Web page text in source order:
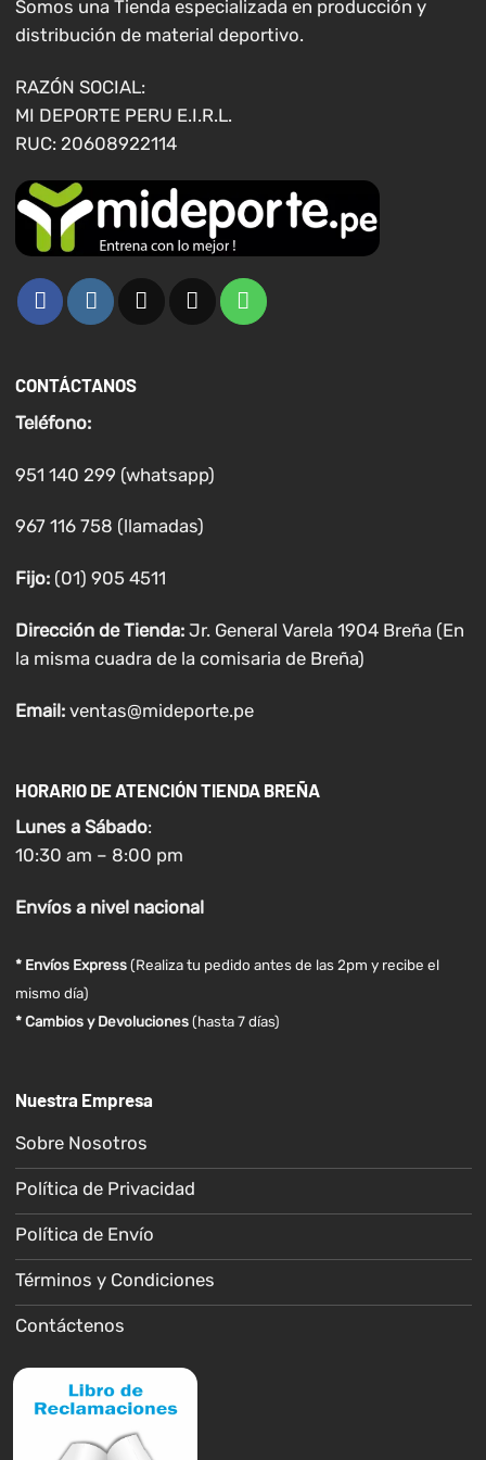
en
página
de
producto
en
Somos una Tienda especializada en producción y
distribución de material deportivo.
RAZÓN SOCIAL:
MI DEPORTE PERU E.I.R.L.
RUC: 20608922114
CONTÁCTANOS
Teléfono:
951 140 299 (whatsapp)
967 116 758 (llamadas)
Fijo:(01) 905 4511
Dirección de Tienda: Jr. General Varela 1904 Breña (En
la misma cuadra de la comisaria de Breña)
Email: ventas@mideporte.pe
HORARIO DE ATENCIÓN TIENDA BREÑA
Lunes a Sábado:
10:30 am – 8:00 pm
Envíosa nivel nacional
* Envíos Express(Realiza tu pedido antes de las 2pm y recibe el
mismo día)
* Cambios y Devoluciones (hasta 7 días)
Nuestra Empresa
Sobre Nosotros
Política de Privacidad
Política de Envío
Términos y Condiciones
Contáctenos